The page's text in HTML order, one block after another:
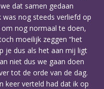
dat samen gedaan
was nog steeds verliefd op
nog normaal te doen,
moeilijk zeggen “het
je dus als het aan mij ligt
niet dus we gaan doen
tot de orde van de dag.
keer verteld had dat ik op